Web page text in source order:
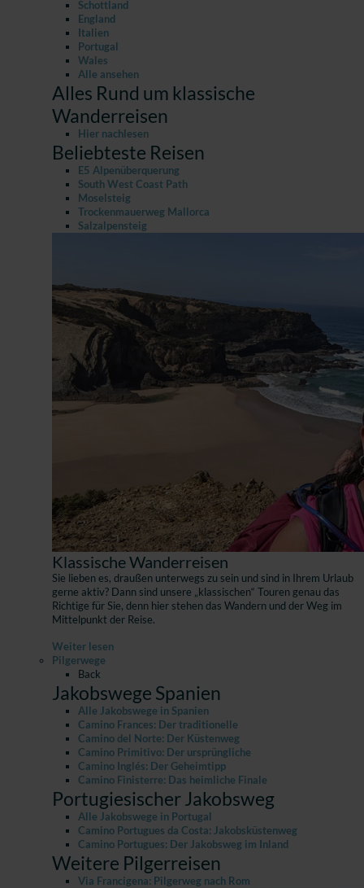
Schottland
England
Italien
Portugal
Wales
Alle ansehen
Alles Rund um klassische
Wanderreisen
Hier nachlesen
Beliebteste Reisen
E5 Alpenüberquerung
South West Coast Path
Moselsteig
Trockenmauerweg Mallorca
Salzalpensteig
Klassische Wanderreisen
Sie lieben es, draußen unterwegs zu sein und sind in Ihrem Urlaub
gerne aktiv? Dann sind unsere „klassischen“ Touren genau das
Richtige für Sie, denn hier stehen das Wandern und der Weg im
Mittelpunkt der Reise.
Weiter lesen
Pilgerwege
Back
Jakobswege Spanien
Alle Jakobswege in Spanien
Camino Frances: Der traditionelle
Camino del Norte: Der Küstenweg
Camino Primitivo: Der ursprüngliche
Camino Inglés: Der Geheimtipp
Camino Finisterre: Das heimliche Finale
Portugiesischer Jakobsweg
Alle Jakobswege in Portugal
Camino Portugues da Costa: Jakobsküstenweg
Camino Portugues: Der Jakobsweg im Inland
Weitere Pilgerreisen
Via Francigena: Pilgerweg nach Rom